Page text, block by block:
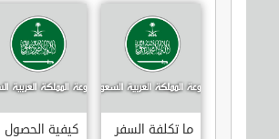
سكنى فى
تركيا
ما تكلفة السفر
كيفية الحصول